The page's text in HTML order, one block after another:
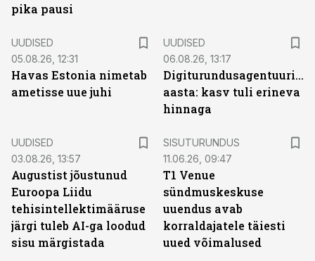
pika pausi
UUDISED
05.08.26, 12:31
Havas Estonia nimetab
ametisse uue juhi
UUDISED
06.08.26, 13:17
Digiturundusagentuuride
aasta: kasv tuli erineva
hinnaga
UUDISED
03.08.26, 13:57
Augustist jõustunud
Euroopa Liidu
tehisintellektimääruse
järgi tuleb AI-ga loodud
sisu märgistada
SISUTURUNDUS
11.06.26, 09:47
T1 Venue
sündmuskeskuse
uuendus avab
korraldajatele täiesti
uued võimalused